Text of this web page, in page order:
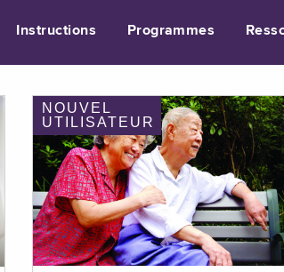
Instructions Programmes
NOUVEL
UTILISATEUR